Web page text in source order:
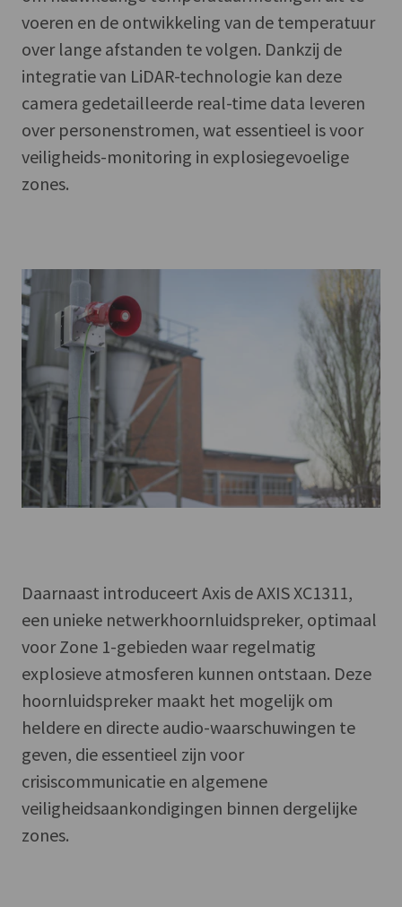
voeren en de ontwikkeling van de temperatuur
over lange afstanden te volgen. Dankzij de
integratie van LiDAR-technologie kan deze
camera gedetailleerde real-time data leveren
over personenstromen, wat essentieel is voor
veiligheids-monitoring in explosiegevoelige
zones.
Daarnaast introduceert Axis de AXIS XC1311,
een unieke netwerkhoornluidspreker, optimaal
voor Zone 1-gebieden waar regelmatig
explosieve atmosferen kunnen ontstaan. Deze
hoornluidspreker maakt het mogelijk om
heldere en directe audio-waarschuwingen te
geven, die essentieel zijn voor
crisiscommunicatie en algemene
veiligheidsaankondigingen binnen dergelijke
zones.